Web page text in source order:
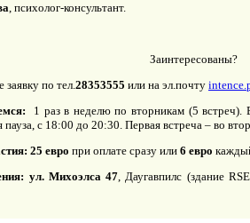
, психолог-консультант.
Заинтересованы?
заявку по тел.28353555 или на эл.почту
1 раз в неделю по вторникам (5 встреч).
пауза, с 18:00 до 20:30. Первая встреча – во
25 евро при оплате сразу или 6 евро
ул. Михоэлса 47, Даугавпилс (здание